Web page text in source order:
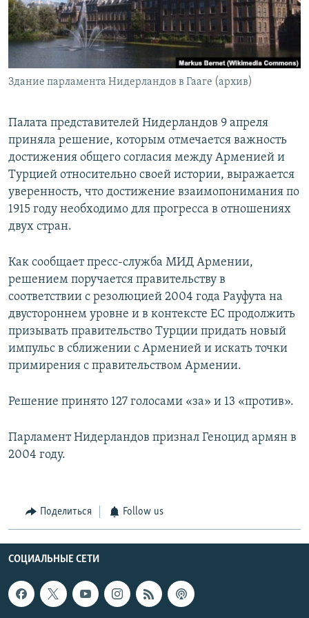
Հայերեն
English
Русский
Здание парламента Нидерландов в Гааге (архив)
Палата представителей Нидерландов 9 апреля
приняла решение, которым отмечается важность
достижения общего согласия между Арменией и
Турцией относительно своей истории, выражается
уверенность, что достижение взаимопонимания по
1915 году необходимо для прогресса в отношениях
двух стран.
Как сообщает пресс-служба МИД Армении,
решением поручается правительству в
соответствии с резолюцией 2004 года Рауфута на
двустороннем уровне и в контексте ЕС продолжить
призывать правительство Турции придать новый
импульс в сближении с Арменией и искать точки
примирения с правительством Армении.
Решение принято 127 голосами «за» и 13 «против».
Парламент Нидерландов признал Геноцид армян в
2004 году.
Поделиться Follow us
СОЦИАЛЬНЫЕ СЕТИ